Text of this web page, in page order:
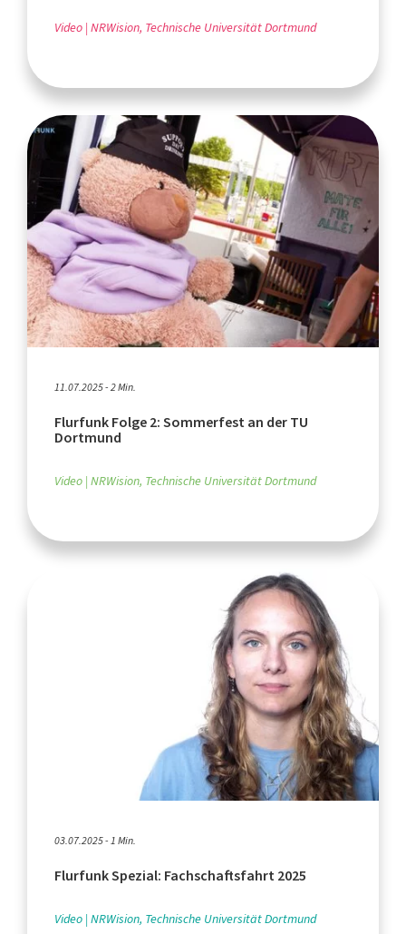
Video NRWision, Technische Universität Dortmund
11.07.2025 - 2 Min.
Flurfunk Folge 2: Sommerfest an der TU
Dortmund
Video NRWision, Technische Universität Dortmund
03.07.2025 - 1 Min.
Flurfunk Spezial: Fachschaftsfahrt 2025
Video NRWision, Technische Universität Dortmund